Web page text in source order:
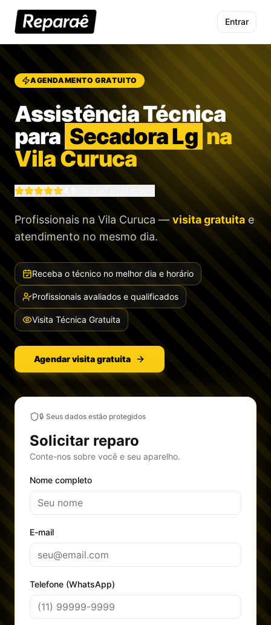
Entrar
AGENDAMENTO GRATUITO
Assistência Técnica
para Secadora Lg na
Vila Curuca
Profissionais na Vila Curuca — visita gratuita e
atendimento no mesmo dia.
Receba o técnico no melhor dia e horário
Profissionais avaliados e qualificados
Visita Técnica Gratuita
Agendar visita gratuita
🔒 Seus dados estão protegidos
Solicitar reparo
Conte-nos sobre você e seu aparelho.
Nome completo
E-mail
Telefone (WhatsApp)